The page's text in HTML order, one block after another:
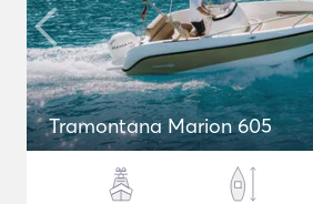
Tramontana Marion 605